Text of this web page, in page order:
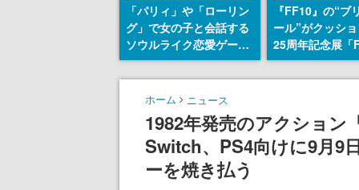
「パリィ」や「ローリン
グ」で女の子と会話する
ソウルライク恋愛ゲーム
『小早川さんはソウルラ
イク』無料公開。返事に
失敗すると「YOU
『FF10』の“ブ
ール”がクッシ
25周年記念展「
FANTASY X
幻光の記憶-」
ホーム ニュース
1982年発売のアクショ
Switch、PS4向けに9月9
ーを焼き払う